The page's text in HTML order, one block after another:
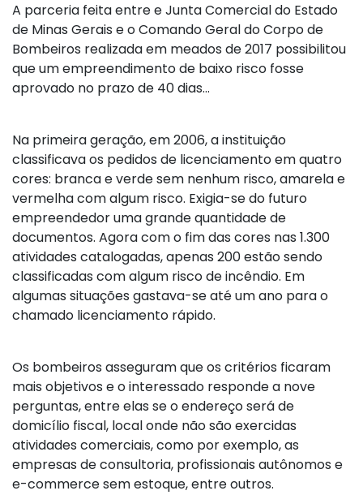
A parceria feita entre e Junta Comercial do Estado
de Minas Gerais e o Comando Geral do Corpo de
Bombeiros realizada em meados de 2017 possibilitou
que um empreendimento de baixo risco fosse
aprovado no prazo de 40 dias…
Na primeira geração, em 2006, a instituição
classificava os pedidos de licenciamento em quatro
cores: branca e verde sem nenhum risco, amarela e
vermelha com algum risco. Exigia-se do futuro
empreendedor uma grande quantidade de
documentos. Agora com o fim das cores nas 1.300
atividades catalogadas, apenas 200 estão sendo
classificadas com algum risco de incêndio. Em
algumas situações gastava-se até um ano para o
chamado licenciamento rápido.
Os bombeiros asseguram que os critérios ficaram
mais objetivos e o interessado responde a nove
perguntas, entre elas se o endereço será de
domicílio fiscal, local onde não são exercidas
atividades comerciais, como por exemplo, as
empresas de consultoria, profissionais autônomos e
e-commerce sem estoque, entre outros.